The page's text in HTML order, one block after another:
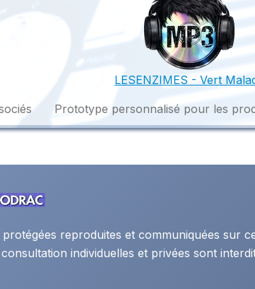
LESENZIMES - Vert
Prototype personnalisé pour les
reproduites et communiquées sur
individuelles et privées sont